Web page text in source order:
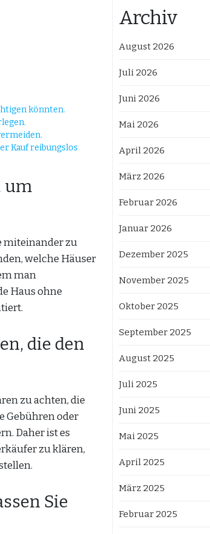
könnten.
Kauf reibungslos
um
miteinander zu
welche Häuser
man
Haus ohne
die den
zu achten, die
Gebühren oder
Daher ist es
zu klären,
Sie
Archiv
August 2026
Juli 2026
Juni 2026
Mai 2026
April 2026
März 2026
Februar 2026
Januar 2026
Dezember 2025
November 2025
Oktober 2025
September 2025
August 2025
Juli 2025
Juni 2025
Mai 2025
April 2025
März 2025
Februar 2025